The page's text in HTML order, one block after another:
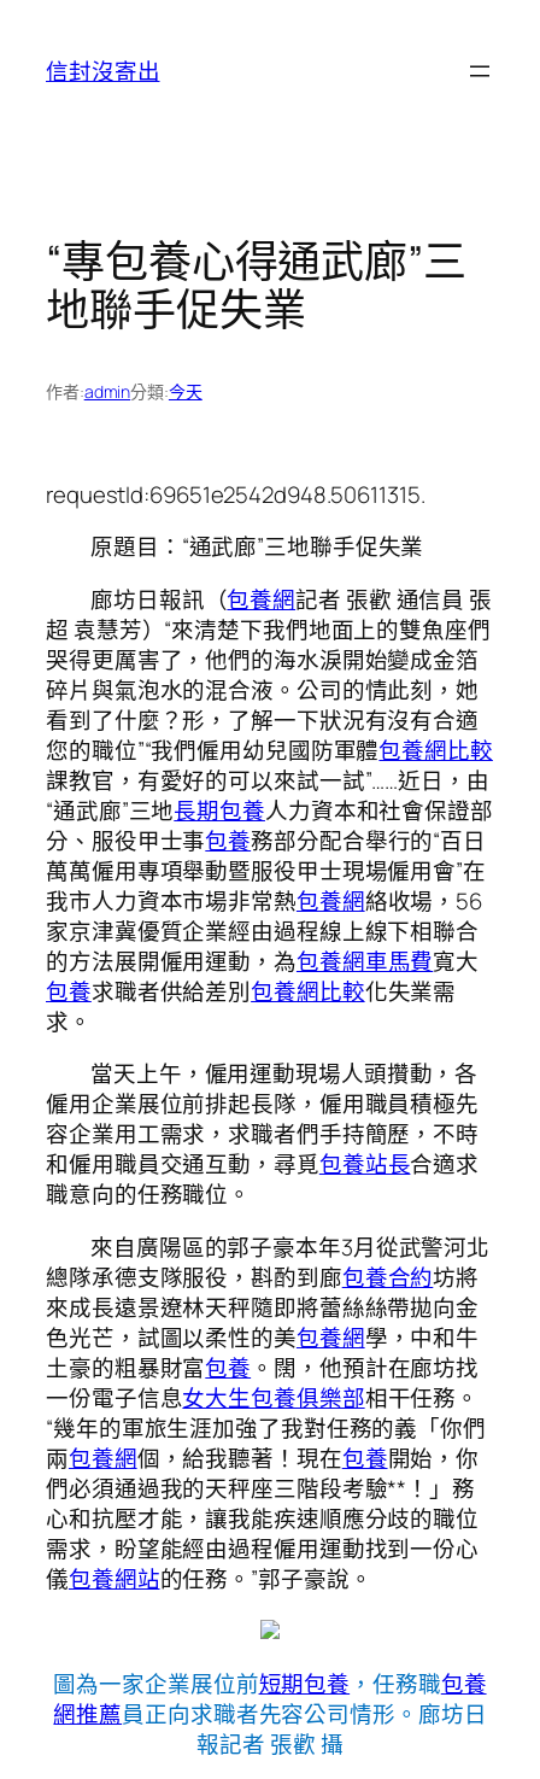
信封沒寄出
“專包養心得通武廊”三
地聯手促失業
作者:admin分類:今天
requestId:69651e2542d948.50611315.
原題目：“通武廊”三地聯手促失業
廊坊日報訊（包養網記者 張歡 通信員 張
超 袁慧芳）“來清楚下我們地面上的雙魚座們
哭得更厲害了，他們的海水淚開始變成金箔
碎片與氣泡水的混合液。公司的情此刻，她
看到了什麼？形，了解一下狀況有沒有合適
您的職位”“我們僱用幼兒國防軍體包養網比較
課教官，有愛好的可以來試一試”……近日，由
“通武廊”三地長期包養人力資本和社會保證部
分、服役甲士事包養務部分配合舉行的“百日
萬萬僱用專項舉動暨服役甲士現場僱用會”在
我市人力資本市場非常熱包養網絡收場，56
家京津冀優質企業經由過程線上線下相聯合
的方法展開僱用運動，為包養網車馬費寬大
包養求職者供給差別包養網比較化失業需
求。
當天上午，僱用運動現場人頭攢動，各
僱用企業展位前排起長隊，僱用職員積極先
容企業用工需求，求職者們手持簡歷，不時
和僱用職員交通互動，尋覓包養站長合適求
職意向的任務職位。
來自廣陽區的郭子豪本年3月從武警河北
總隊承德支隊服役，斟酌到廊包養合約坊將
來成長遠景遼林天秤隨即將蕾絲絲帶拋向金
色光芒，試圖以柔性的美包養網學，中和牛
土豪的粗暴財富包養 。闊，他預計在廊坊找
一份電子信息女大生包養俱樂部相干任務。
“幾年的軍旅生涯加強了我對任務的義「你們
兩包養網個，給我聽著！現在包養開始，你
們必須通過我的天秤座三階段考驗**！」務
心和抗壓才能，讓我能疾速順應分歧的職位
需求，盼望能經由過程僱用運動找到一份心
儀包養網站的任務。”郭子豪說。
圖為一家企業展位前短期包養 ，任務職包養
網推薦員正向求職者先容公司情形。廊坊日
報記者 張歡 攝